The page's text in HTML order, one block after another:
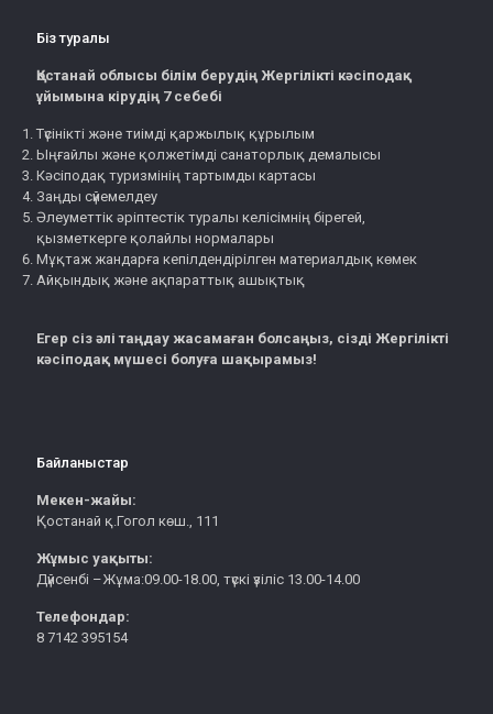
Біз туралы
Қостанай облысы білім берудің Жергілікті кәсіподақ
ұйымына кірудің 7 себебі
Түсінікті және тиімді қаржылық құрылым
Ыңғайлы және қолжетімді санаторлық демалысы
Кәсіподақ туризмінің тартымды картасы
Заңды сүйемелдеу
Әлеуметтік әріптестік туралы келісімнің бірегей,
қызметкерге қолайлы нормалары
Мұқтаж жандарға кепілдендірілген материалдық көмек
Айқындық және ақпараттық ашықтық
Егер сіз әлі таңдау жасамаған болсаңыз, сізді Жергілікті
кәсіподақ мүшесі болуға шақырамыз!
Байланыстар
Мекен-жайы:
Қостанай қ.Гогол көш., 111
Жұмыс уақыты:
Дүйсенбі –Жұма:09.00-18.00, түскі үзіліс 13.00-14.00
Телефондар:
8 7142 395154